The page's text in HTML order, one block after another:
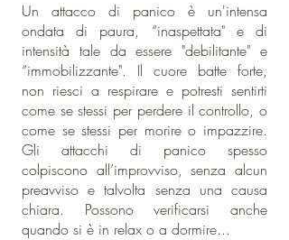
Un attacco di panico è un'intensa
ondata di paura, “inaspettata" e di
intensità tale da essere "debilitante" e
“immobilizzante". Il cuore batte forte,
non riesci a respirare e potresti sentirti
come se stessi per perdere il controllo, o
come se stessi per morire o impazzire.
Gli attacchi di panico spesso
colpiscono all’improvviso, senza alcun
preavviso e talvolta senza una causa
chiara. Possono verificarsi anche
quando si è in relax o a dormire...